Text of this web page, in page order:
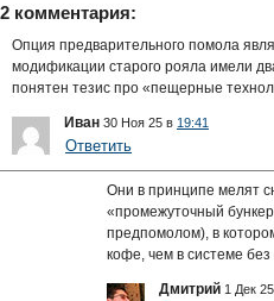
2 комментария:
Опция предварительного помола
модификации старого рояла имели
понятен тезис про «пещерные
Иван 30 Ноя 25 в 19:41
Ответить
Они в принципе мелят
«промежуточный
предпомолом), в
кофе, чем в системе без
Дмитрий 1 Дек